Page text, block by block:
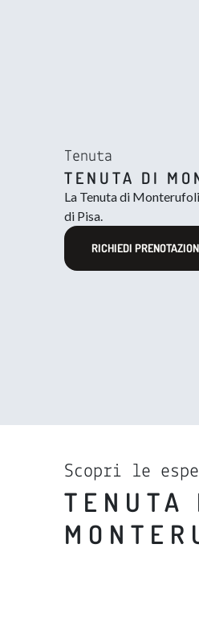
Tenuta
TENUTA DI
La Tenuta di
di Pisa.
RICHIEDI
Scopri le
TENUTA